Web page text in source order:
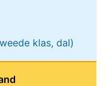
klas, dal)